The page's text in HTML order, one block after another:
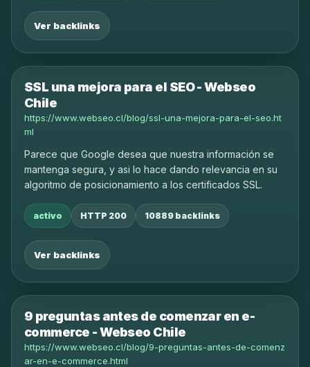
Ver backlinks
SSL una mejora para el SEO - Webseo
Chile
https://www.webseo.cl/blog/ssl-una-mejora-para-el-seo.ht
ml
Parece que Google desea que nuestra información se
mantenga segura, y asi lo hace dando relevancia en su
algoritmo de posicionamiento a los certificados SSL.
activo HTTP 200 10889 backlinks
Ver backlinks
9 preguntas antes de comenzar en e-
commerce - Webseo Chile
https://www.webseo.cl/blog/9-preguntas-antes-de-comenz
ar-en-e-commerce.html